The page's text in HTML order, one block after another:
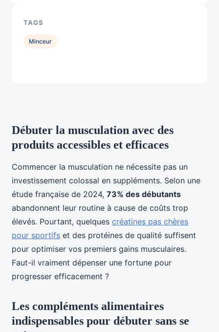
Débuter la musculation avec des
produits accessibles et efficaces
Commencer la musculation ne nécessite pas un
investissement colossal en suppléments. Selon une
étude française de 2024, 73% des débutants
abandonnent leur routine à cause de coûts trop
élevés. Pourtant, quelques créatines pas chères
pour sportifs et des protéines de qualité suffisent
pour optimiser vos premiers gains musculaires.
Faut-il vraiment dépenser une fortune pour
progresser efficacement ?
Les compléments alimentaires
indispensables pour débuter sans se
TAGS
Minceur